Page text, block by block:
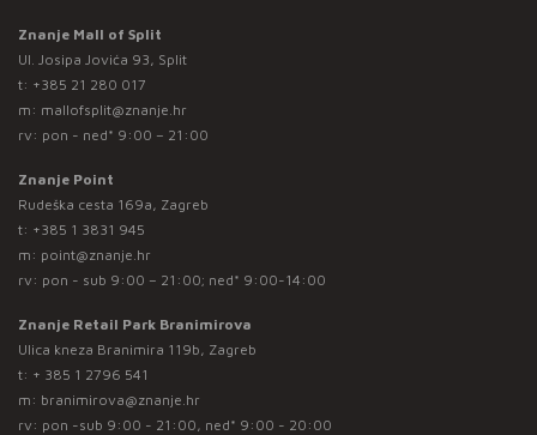
Znanje Mall of Split
Ul. Josipa Jovića 93, Split
t: +385 21 280 017
m: mallofsplit@znanje.hr
rv: pon - ned* 9:00 – 21:00
Znanje Point
Rudeška cesta 169a, Zagreb
t: +385 1 3831 945
m: point@znanje.hr
rv: pon - sub 9:00 – 21:00; ned* 9:00-14:00
Znanje Retail Park Branimirova
Ulica kneza Branimira 119b, Zagreb
t: + 385 1 2796 541
m: branimirova@znanje.hr
rv: pon -sub 9:00 - 21:00, ned* 9:00 - 20:00